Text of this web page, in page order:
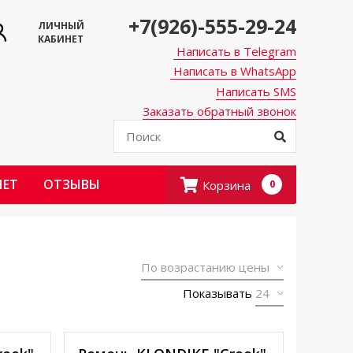
ЛИЧНЫЙ
КАБИНЕТ
+7(926)-555-29-24
Написать в Telegram
Написать в WhatsApp
Написать SMS
Заказать обратный звонок
ОТЗЫВЫ Корзина 0
Показывать